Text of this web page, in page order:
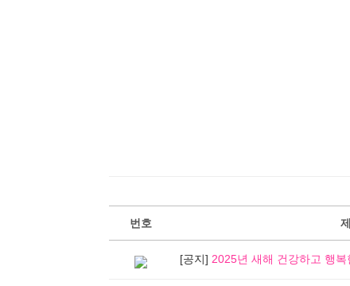
번호
[공지] 2025년 새해 건강하고 행복